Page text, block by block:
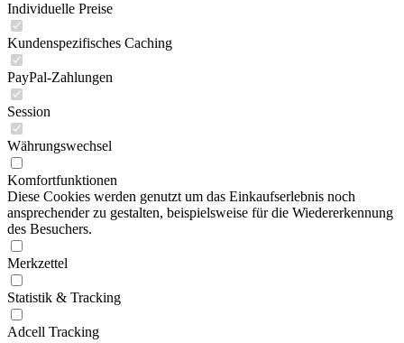
Individuelle Preise
Kundenspezifisches Caching
PayPal-Zahlungen
Session
Währungswechsel
Komfortfunktionen
Diese Cookies werden genutzt um das Einkaufserlebnis noch
ansprechender zu gestalten, beispielsweise für die Wiedererkennung
des Besuchers.
Merkzettel
Statistik & Tracking
Adcell Tracking